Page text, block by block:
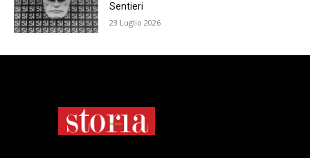
Sentieri
23 Luglio 2026